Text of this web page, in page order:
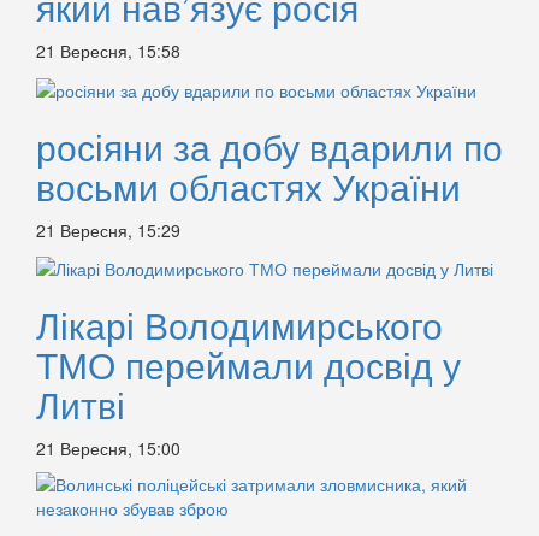
21 Вересня, 15:58
росіяни за добу вдарили по
восьми областях України
21 Вересня, 15:29
Лікарі Володимирського
ТМО переймали досвід у
Литві
21 Вересня, 15:00